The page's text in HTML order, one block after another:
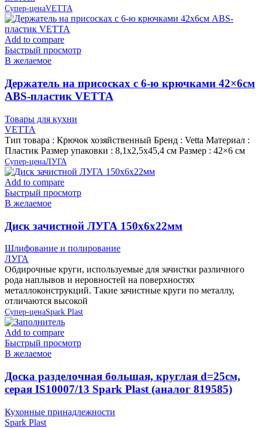
Супер-ценаVETTA
Add to compare
Быстрый просмотр
В желаемое
Держатель на присосках с 6-ю крючками 42×6см
ABS-пластик VETTA
Товары для кухни
VETTA
Тип товара : Крючок хозяйственный Бренд : Vetta Материал :
Пластик Размер упаковки : 8,1х2,5х45,4 см Размер : 42×6 см
Супер-ценаЛУГА
Add to compare
Быстрый просмотр
В желаемое
Диск зачистной ЛУГА 150х6х22мм
Шлифование и полирование
ЛУГА
Обдирочные круги, используемые для зачистки различного
рода наплывов и неровностей на поверхностях
металлоконструкций. Такие зачистные круги по металлу,
отличаются высокой
Супер-ценаSpark Plast
Add to compare
Быстрый просмотр
В желаемое
Доска разделочная большая, круглая d=25см,
серая IS10007/13 Spark Plast (аналог 819585)
Кухонные принадлежности
Spark Plast